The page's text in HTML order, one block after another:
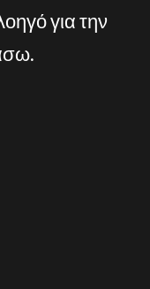
για την